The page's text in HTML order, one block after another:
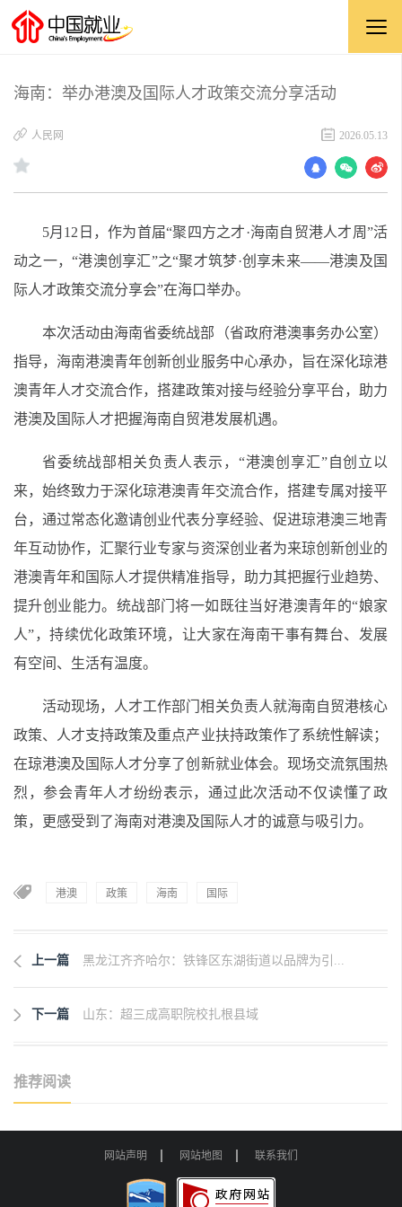
海南：举办港澳及国际人才政策交流分享活动
​人民网 2026.05.13
5月12日，作为首届“聚四方之才·海南自贸港人才周”活
动之一，“港澳创享汇”之“聚才筑梦·创享未来——港澳及国
际人才政策交流分享会”在海口举办。
本次活动由海南省委统战部（省政府港澳事务办公室）
指导，海南港澳青年创新创业服务中心承办，旨在深化琼港
澳青年人才交流合作，搭建政策对接与经验分享平台，助力
港澳及国际人才把握海南自贸港发展机遇。
省委统战部相关负责人表示，“港澳创享汇”自创立以
来，始终致力于深化琼港澳青年交流合作，搭建专属对接平
台，通过常态化邀请创业代表分享经验、促进琼港澳三地青
年互动协作，汇聚行业专家与资深创业者为来琼创新创业的
港澳青年和国际人才提供精准指导，助力其把握行业趋势、
提升创业能力。统战部门将一如既往当好港澳青年的“娘家
人”，持续优化政策环境，让大家在海南干事有舞台、发展
有空间、生活有温度。
活动现场，人才工作部门相关负责人就海南自贸港核心
政策、人才支持政策及重点产业扶持政策作了系统性解读；
在琼港澳及国际人才分享了创新就业体会。现场交流氛围热
烈，参会青年人才纷纷表示，通过此次活动不仅读懂了政
策，更感受到了海南对港澳及国际人才的诚意与吸引力。
港澳 政策 海南 国际
上一篇 黑龙江齐齐哈尔：铁锋区东湖街道以品牌为引...
下一篇 山东：超三成高职院校扎根县域
推荐阅读
网站声明 网站地图 联系我们